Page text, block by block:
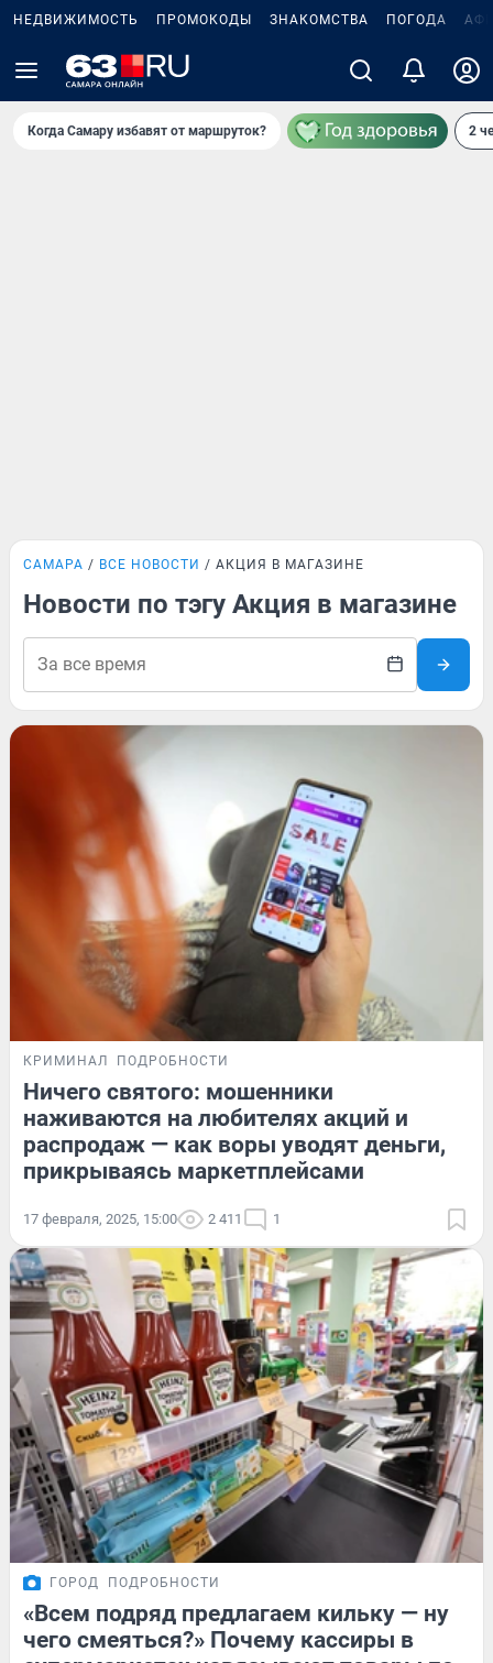
НЕДВИЖИМОСТЬ ПРОМОКОДЫ ЗНАКОМСТВА ПОГОДА
Когда Самару избавят от маршруток? 2
САМАРА ВСЕ НОВОСТИ АКЦИЯ В МАГАЗИНЕ
Новости по тэгу Акция в магазине
КРИМИНАЛ ПОДРОБНОСТИ
Ничего святого: мошенники
наживаются на любителях акций и
распродаж — как воры уводят деньги,
прикрываясь маркетплейсами
17 февраля, 2025, 15:00 2 411 1
ГОРОД ПОДРОБНОСТИ
«Всем подряд предлагаем кильку — ну
чего смеяться?» Почему кассиры в